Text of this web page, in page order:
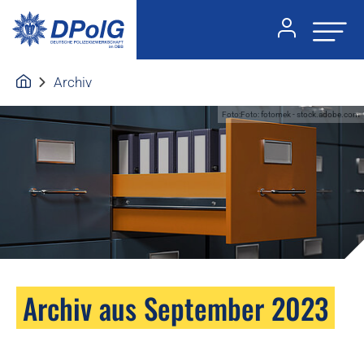
Archiv
Foto:Foto: fotomek - stock.adobe.com
Archiv aus September 2023